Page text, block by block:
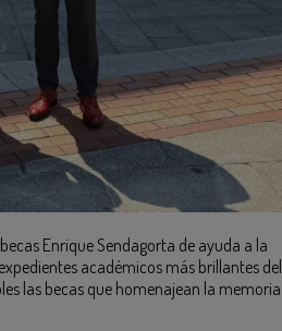
Enrique Sendagorta de ayuda a la
académicos más brillantes del
las becas que homenajean la memoria